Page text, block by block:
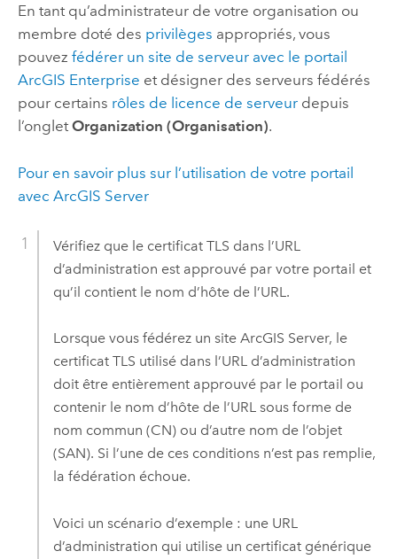
En tant qu’administrateur de votre organisation ou
membre doté des privilèges appropriés, vous
pouvez fédérer un site de serveur avec le portail
ArcGIS Enterprise et désigner des serveurs fédérés
pour certains rôles de licence de serveurdepuis
l’onglet Organization (Organisation).
Pour en savoir plus sur l’utilisation de votre portail
avec ArcGIS Server
Vérifiez que le certificat TLS dans l’URL
d’administration est approuvé par votre portail et
qu’il contient le nom d’hôte de l’URL.
Lorsque vous fédérez un site ArcGIS Server, le
certificat TLS utilisé dans l’URL d’administration
doit être entièrement approuvé par le portail ou
contenir le nom d’hôte de l’URL sous forme de
nom commun (CN) ou d’autre nom de l’objet
(SAN). Si l’une de ces conditions n’est pas remplie,
la fédération échoue.
Voici un scénario d’exemple : une URL
d’administration qui utilise un certificat générique